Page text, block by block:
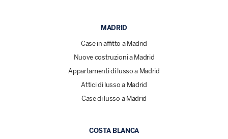
MADRID
Case in affitto a Madrid
Nuove costruzioni a Madrid
Appartamenti di lusso a Madrid
Attici di lusso a Madrid
Case di lusso a Madrid
COSTA BLANCA